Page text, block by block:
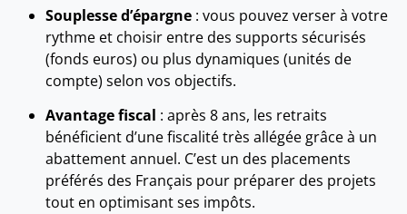
Souplesse d’épargne : vous pouvez verser à votre
rythme et choisir entre des supports sécurisés
(fonds euros) ou plus dynamiques (unités de
compte) selon vos objectifs.
Avantage fiscal : après 8 ans, les retraits
bénéficient d’une fiscalité très allégée grâce à un
abattement annuel. C’est un des placements
préférés des Français pour préparer des projets
tout en optimisant ses impôts.